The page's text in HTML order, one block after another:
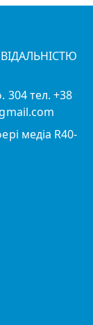
304 тел. +38
медіа R40-